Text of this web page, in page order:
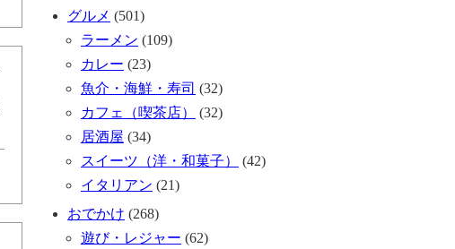
グルメ (501)
ラーメン (109)
カレー (23)
魚介・海鮮・寿司 (32)
カフェ（喫茶店）
(32)
居酒屋 (34)
スイーツ（洋・和菓子）
(42)
イタリアン (21)
おでかけ (268)
遊び・レジャー (62)